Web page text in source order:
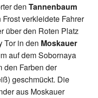
den Tannenbaum
verkleidete Fahrer
über den Roten Platz
Tor in den Moskauer
auf dem Sobornaya
den Farben der
geschmückt. Die
aus Moskauer